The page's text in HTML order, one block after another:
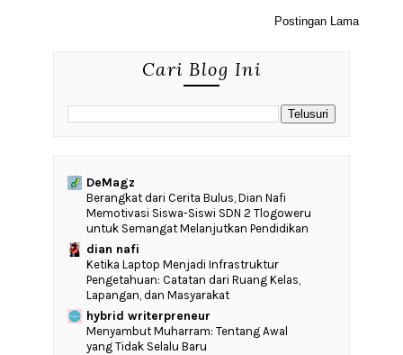
Postingan Lama
Cari Blog Ini
DeMagz
‎Berangkat dari Cerita Bulus, Dian Nafi
Memotivasi Siswa-Siswi SDN 2 Tlogoweru
untuk Semangat Melanjutkan Pendidikan
dian nafi
Ketika Laptop Menjadi Infrastruktur
Pengetahuan: Catatan dari Ruang Kelas,
Lapangan, dan Masyarakat
hybrid writerpreneur
Menyambut Muharram: Tentang Awal
yang Tidak Selalu Baru